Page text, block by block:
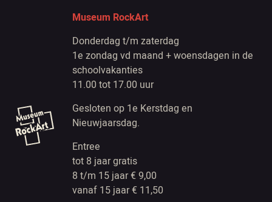
Museum RockArt
Donderdag t/m zaterdag
1e zondag vd maand + woensdagen in de
schoolvakanties
11.00 tot 17.00 uur
Gesloten op 1e Kerstdag en
Nieuwjaarsdag.
Entree
tot 8 jaar gratis
8 t/m 15 jaar € 9,00
vanaf 15 jaar € 11,50